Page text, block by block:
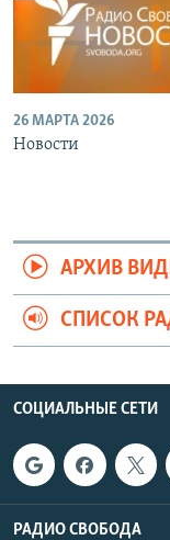
26 МАРТА 2026
Новости
АРХИВ
СПИСОК
СОЦИАЛЬНЫЕ СЕТИ
РАДИО СВОБОДА